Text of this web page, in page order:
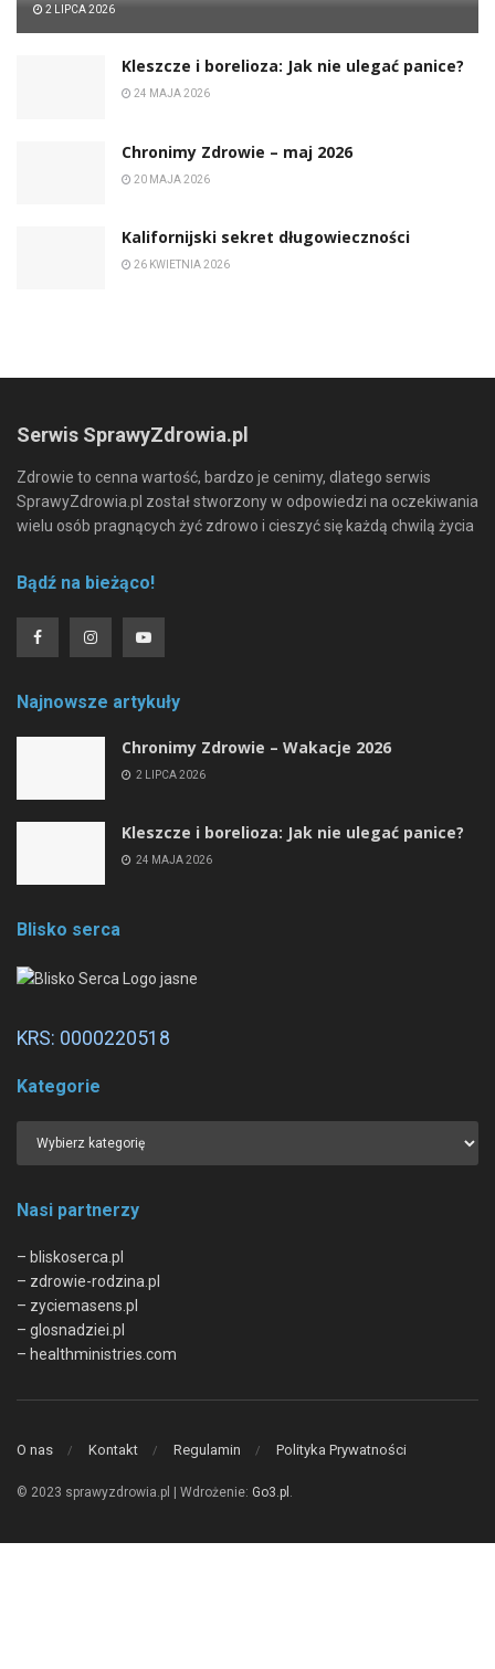
2 LIPCA 2026
Kleszcze i borelioza: Jak nie ulegać panice?
24 MAJA 2026
Chronimy Zdrowie ­– maj 2026
20 MAJA 2026
Kalifornijski sekret długowieczności
26 KWIETNIA 2026
Serwis SprawyZdrowia.pl
Zdrowie to cenna wartość, bardzo je cenimy, dlatego serwis
SprawyZdrowia.pl został stworzony w odpowiedzi na oczekiwania
wielu osób pragnących żyć zdrowo i cieszyć się każdą chwilą życia
Bądź na bieżąco!
Najnowsze artykuły
Chronimy Zdrowie ­– Wakacje 2026
2 LIPCA 2026
Kleszcze i borelioza: Jak nie ulegać panice?
24 MAJA 2026
Blisko serca
KRS: 0000220518
Kategorie
Nasi partnerzy
– bliskoserca.pl
– zdrowie-rodzina.pl
– zyciemasens.pl
– glosnadziei.pl
– healthministries.com
O nas Kontakt Regulamin Polityka Prywatności
© 2023 sprawyzdrowia.pl | Wdrożenie: Go3.pl .